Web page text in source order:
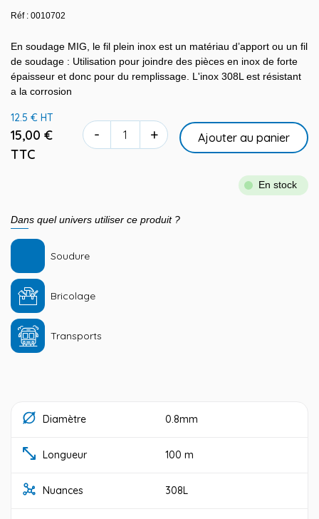
Réf : 0010702
En soudage MIG, le fil plein inox est un matériau d’apport ou un fil
de soudage : Utilisation pour joindre des pièces en inox de forte
épaisseur et donc pour du remplissage. L'inox 308L est résistant
a la corrosion
12.5 € HT
15,00 €
TTC
- + Ajouter au panier
En stock
Dans quel univers utiliser ce produit ?
Soudure
Bricolage
Transports
Diamètre 0.8mm
Longueur 100 m
Nuances 308L